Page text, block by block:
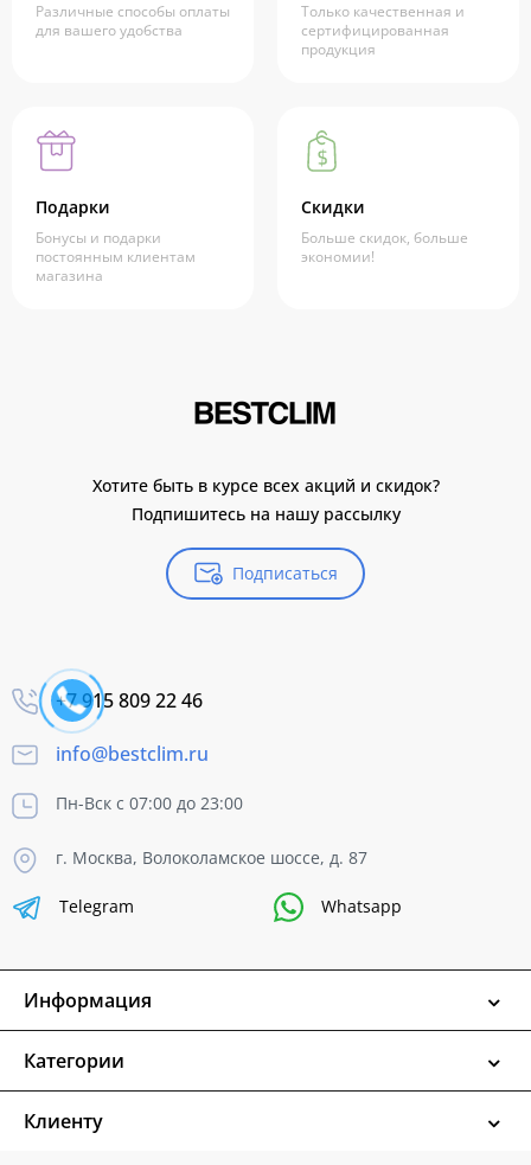
Различные способы оплаты
для вашего удобства
Только качественная и
сертифицированная
продукция
Подарки
Бонусы и подарки
постоянным клиентам
магазина
Скидки
Больше скидок, больше
экономии!
Хотите быть в курсе всех акций и скидок?
Подпишитесь на нашу рассылку
Подписаться
+7 915 809 22 46
info@bestclim.ru
Пн-Вск с 07:00 до 23:00
г. Москва, Волоколамское шоссе, д. 87
Telegram Whatsapp
Информация
Категории
Клиенту